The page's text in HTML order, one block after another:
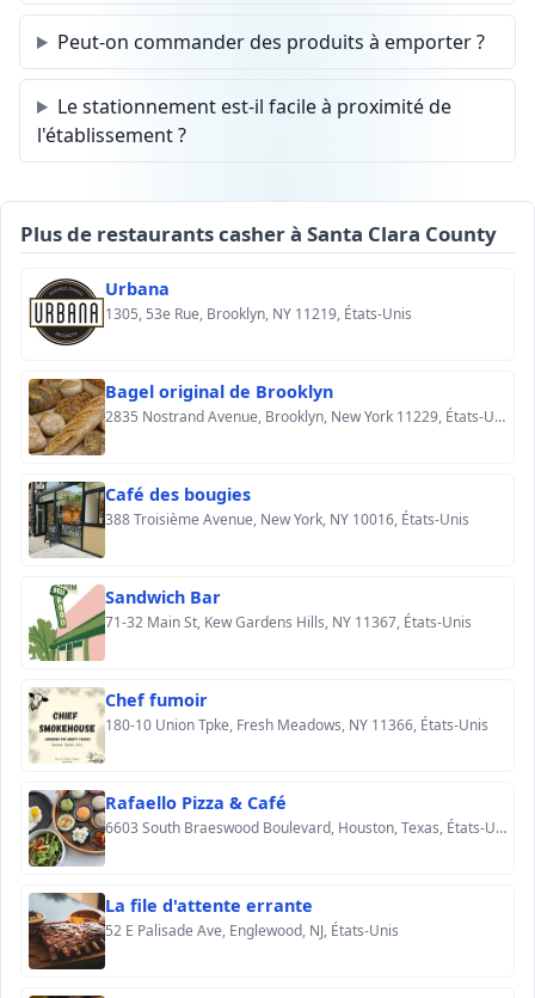
Peut-on commander des produits à emporter ?
Le stationnement est-il facile à proximité de
l'établissement ?
Plus de restaurants casher à Santa Clara County
Urbana
1305, 53e Rue, Brooklyn, NY 11219, États-Unis
Bagel original de Brooklyn
2835 Nostrand Avenue, Brooklyn, New York 11229, États-Unis
Café des bougies
388 Troisième Avenue, New York, NY 10016, États-Unis
Sandwich Bar
71-32 Main St, Kew Gardens Hills, NY 11367, États-Unis
Chef fumoir
180-10 Union Tpke, Fresh Meadows, NY 11366, États-Unis
Rafaello Pizza & Café
6603 South Braeswood Boulevard, Houston, Texas, États-Unis
La file d'attente errante
52 E Palisade Ave, Englewood, NJ, États-Unis